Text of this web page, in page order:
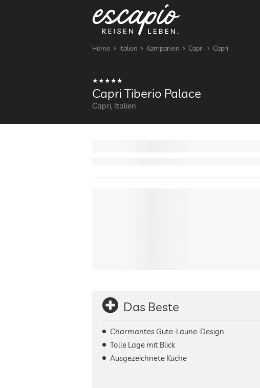
Home Italien Kampanien Capri Capri
Capri Tiberio Palace
Capri, Italien
Das Beste
Charmantes Gute-Laune-Design
Tolle Lage mit Blick
Ausgezeichnete Küche